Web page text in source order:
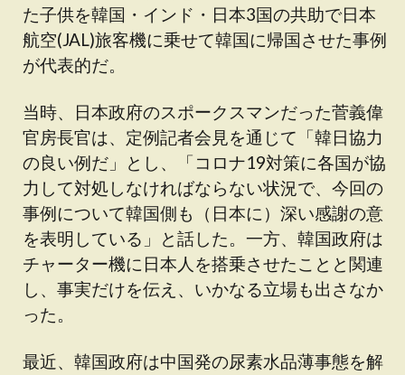
た子供を韓国・インド・日本3国の共助で日本
航空(JAL)旅客機に乗せて韓国に帰国させた事例
が代表的だ。
当時、日本政府のスポークスマンだった菅義偉
官房長官は、定例記者会見を通じて「韓日協力
の良い例だ」とし、「コロナ19対策に各国が協
力して対処しなければならない状況で、今回の
事例について韓国側も（日本に）深い感謝の意
を表明している」と話した。一方、韓国政府は
チャーター機に日本人を搭乗させたことと関連
し、事実だけを伝え、いかなる立場も出さなか
った。
最近、韓国政府は中国発の尿素水品薄事態を解